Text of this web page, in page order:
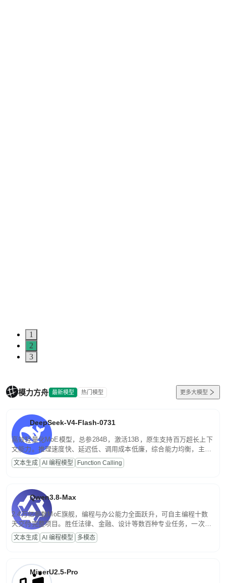
1
2
3
模力方舟 最新模型 热门模型 更多大模型
DeepSeek-V4-Flash-0731
高效轻量化MoE模型，总参284B，激活13B，原生支持百万超长上下
文能力。推理速度快、延迟低、调用成本低廉，综合能力均衡，主打
高并发、轻量化任务，适合日常对话、内容创作、基础 RAG、批量
文案处理等普惠刚需场景。
文本生成 AI 编程模型 Function Calling
Qwen3.8-Max
2.4万亿参数MoE旗舰，编程与办公能力全面跃升，可自主编程十数
天交付完整项目。胜任法律、金融、设计等数百种专业任务，一次对
话端到端交付生产级成果。原生视觉理解贯穿规划、执行与验证全流
程，支持超长文档与长视频的深度语义解析。长程任务中自主规划与
文本生成 AI 编程模型 多模态
MinerU2.5-Pro